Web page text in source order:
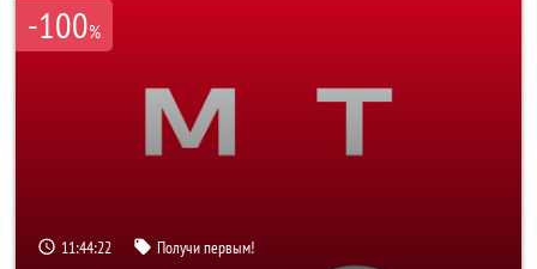
-100%
11:44:20 Получи первым!